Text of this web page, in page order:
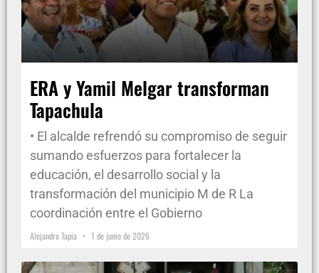
ERA y Yamil Melgar transforman
Tapachula
• El alcalde refrendó su compromiso de seguir
sumando esfuerzos para fortalecer la
educación, el desarrollo social y la
transformación del municipio M de R La
coordinación entre el Gobierno
Alejandro Tapia 1 de junio de 2026